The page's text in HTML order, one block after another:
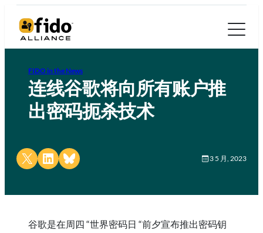
FIDO in the News
连线谷歌将向所有账户推
出密码扼杀技术
Share on X Share on LinkedIn
Share on Bluesky 3 5 月, 2023
谷歌是在周四 “世界密码日 “前夕宣布推出密码钥